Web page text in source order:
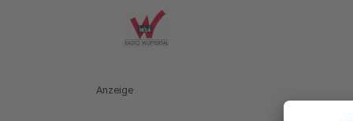
Anzeige